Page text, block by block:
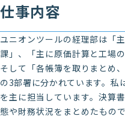
仕事内容
ユニオンツールの経理部は「
課」、「主に原価計算と工場
そして「各帳簿を取りまとめ
の3部署に分かれています。私
を主に担当しています。決算
態や財務状況をまとめたもの